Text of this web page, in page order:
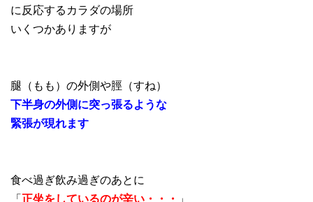
に反応するカラダの場所
いくつかありますが
腿（もも）の外側や脛（すね）
下半身の外側に突っ張るような
緊張が現れます
食べ過ぎ飲み過ぎのあとに
「正坐をしているのが辛い・・・ 」